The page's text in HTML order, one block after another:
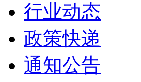
行业动态
政策快递
通知公告